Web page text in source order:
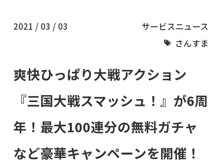
2021 / 03 / 03
サービスニュース
さんすま
爽快ひっぱり大戦アクション
『三国大戦スマッシュ！』が6周
年！最大100連分の無料ガチャ
など豪華キャンペーンを開催！